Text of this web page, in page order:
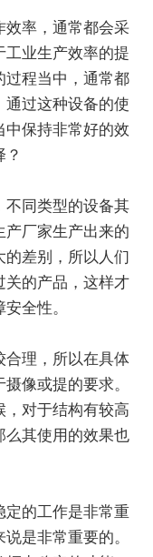
效率，通常都会采
工业生产效率的提
过程当中，通常都
通过这种设备的使
中保持非常好的效
？
不同类型的设备其
产厂家生产出来的
差别，所以人们
关的产品，这样才
全性。
合理，所以在具体
像或提的要求。
，对于结构有较高
么其使用的效果也
定的工作是非常重
是非常重要的。